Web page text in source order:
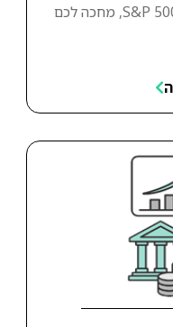
המדריך המלא לאיך להשקיע ב- S&P 500, מחכה לכם